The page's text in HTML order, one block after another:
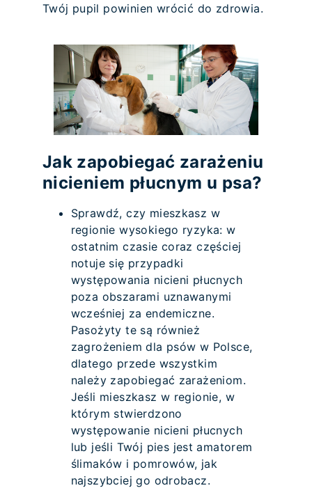
Twój pupil powinien wrócić do zdrowia.
Jak zapobiegać zarażeniu
nicieniem płucnym u psa?
Sprawdź, czy mieszkasz w
regionie wysokiego ryzyka: w
ostatnim czasie coraz częściej
notuje się przypadki
występowania nicieni płucnych
poza obszarami uznawanymi
wcześniej za endemiczne.
Pasożyty te są również
zagrożeniem dla psów w Polsce,
dlatego przede wszystkim
należy zapobiegać zarażeniom.
Jeśli mieszkasz w regionie, w
którym stwierdzono
występowanie nicieni płucnych
lub jeśli Twój pies jest amatorem
ślimaków i pomrowów, jak
najszybciej go odrobacz.